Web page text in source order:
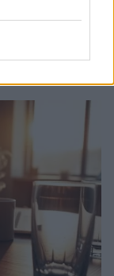
i criteri dei